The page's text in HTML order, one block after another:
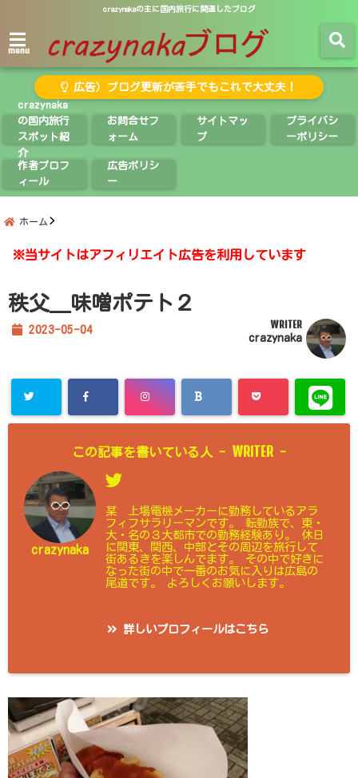
crazynakaの主に国内旅行に関連したブログ
menu
広告）ブログ更新が苦手でもこれで大丈夫！
crazynaka
の国内旅行
スポット紹
介
お問合せフ
ォーム
サイトマッ
プ
プライバシ
ーポリシー
作者プロフ
ィール
広告ポリシ
ー
ホーム
※当サイトはアフィリエイト広告を利用しています
秩父＿味噌ポテト２
2023-05-04
WRITER
crazynaka
この記事を書いている人 - WRITER -
crazynaka
某 上場電機メーカーに勤務しているアラ
フィフサラリーマンです。 転勤族で、東・
大・名の３大都市での勤務経験あり。 休日
に関東、関西、中部とその周辺を旅行して
街あるきを楽しんでます。 その中で好きに
なった街の中で一番のお気に入りは広島の
尾道です。 よろしくお願いします。
詳しいプロフィールはこちら